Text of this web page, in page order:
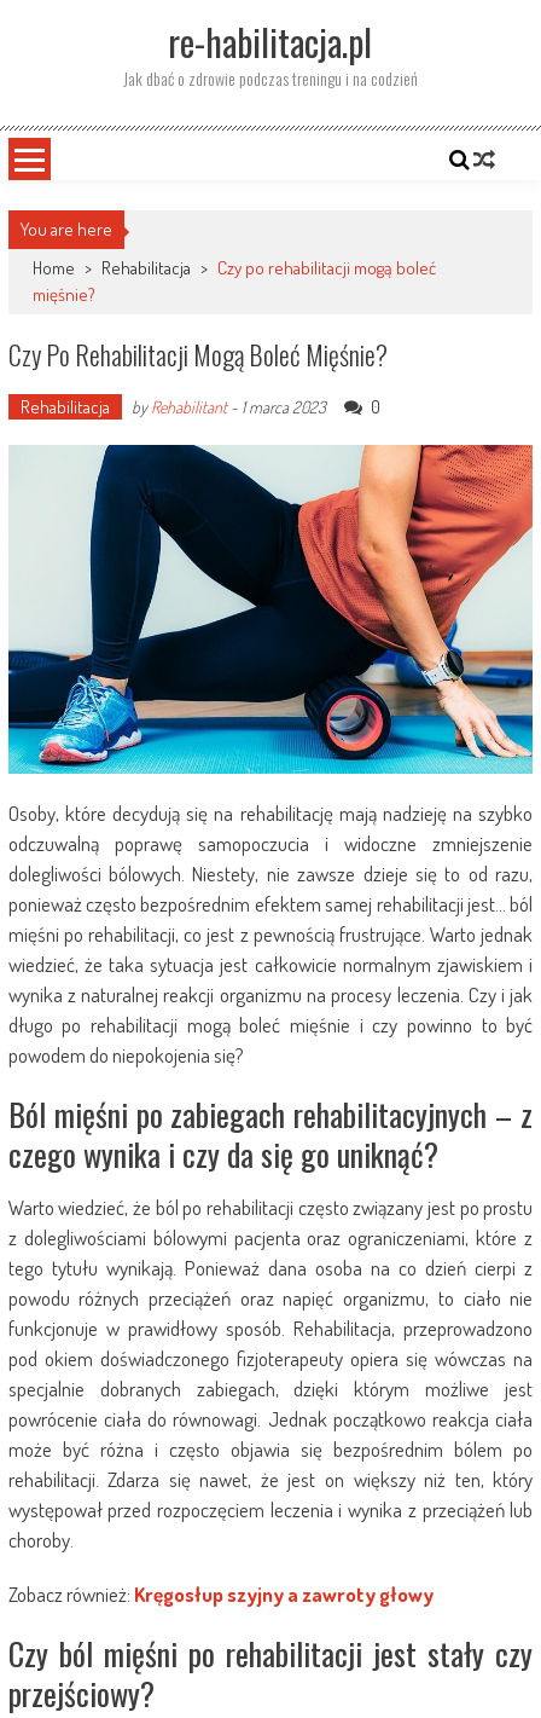
re-habilitacja.pl
Jak dbać o zdrowie podczas treningu i na codzień
You are here
Home > Rehabilitacja > Czy po rehabilitacji mogą boleć
mięśnie?
Czy Po Rehabilitacji Mogą Boleć Mięśnie?
Rehabilitacja byRehabilitant- 1 marca 2023 0
Osoby, które decydują się na rehabilitację mają nadzieję na szybko
odczuwalną poprawę samopoczucia i widoczne zmniejszenie
dolegliwości bólowych. Niestety, nie zawsze dzieje się to od razu,
ponieważ często bezpośrednim efektem samej rehabilitacji jest… ból
mięśni po rehabilitacji, co jest z pewnością frustrujące. Warto jednak
wiedzieć, że taka sytuacja jest całkowicie normalnym zjawiskiem i
wynika z naturalnej reakcji organizmu na procesy leczenia. Czy i jak
długo po rehabilitacji mogą boleć mięśnie i czy powinno to być
powodem do niepokojenia się?
Ból mięśni po zabiegach rehabilitacyjnych – z
czego wynika i czy da się go uniknąć?
Warto wiedzieć, że ból po rehabilitacji często związany jest po prostu
z dolegliwościami bólowymi pacjenta oraz ograniczeniami, które z
tego tytułu wynikają. Ponieważ dana osoba na co dzień cierpi z
powodu różnych przeciążeń oraz napięć organizmu, to ciało nie
funkcjonuje w prawidłowy sposób. Rehabilitacja, przeprowadzono
pod okiem doświadczonego fizjoterapeuty opiera się wówczas na
specjalnie dobranych zabiegach, dzięki którym możliwe jest
powrócenie ciała do równowagi. Jednak początkowo reakcja ciała
może być różna i często objawia się bezpośrednim bólem po
rehabilitacji. Zdarza się nawet, że jest on większy niż ten, który
występował przed rozpoczęciem leczenia i wynika z przeciążeń lub
choroby.
Zobacz również: Kręgosłup szyjny a zawroty głowy
Czy ból mięśni po rehabilitacji jest stały czy
przejściowy?